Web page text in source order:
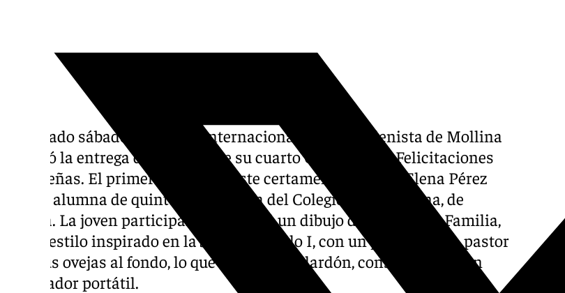
El pasado sábado, el Museo Internacional de Arte Belenista de Mollina
celebró la entrega de premios de su cuarto Concurso de Felicitaciones
Navideñas. El primer premio de este certamen recayó en Elena Pérez
Rubio, alumna de quinto de Primaria del Colegio de Santa Ana, de
Sevilla. La joven participante presentó un dibujo de la Sagrada Familia,
en un estilo inspirado en la Judea del siglo I, con un poblado y un pastor
con sus ovejas al fondo, lo que le valió el galardón, consistente en un
ordenador portátil.